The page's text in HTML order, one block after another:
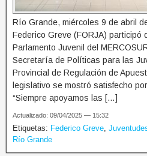
Río Grande, miércoles 9 de abril
Federico Greve (FORJA) participó
Parlamento Juvenil del
Secretaría de Políticas para las
Provincial de Regulación de
legislativo se mostró satisfecho
“Siempre apoyamos las […]
Actualizado: 09/04/2025 — 15:32
Etiquetas: Federico Greve
Río Grande